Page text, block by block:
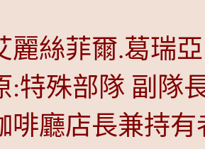
麗絲菲爾.葛瑞亞
:特殊部隊 副隊
啡廳店長兼持